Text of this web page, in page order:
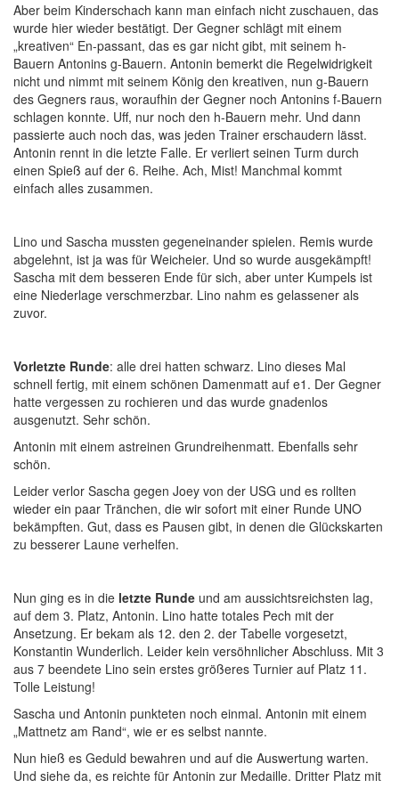
Aber beim Kinderschach kann man einfach nicht zuschauen, das
wurde hier wieder bestätigt. Der Gegner schlägt mit einem
„kreativen“ En-passant, das es gar nicht gibt, mit seinem h-
Bauern Antonins g-Bauern. Antonin bemerkt die Regelwidrigkeit
nicht und nimmt mit seinem König den kreativen, nun g-Bauern
des Gegners raus, woraufhin der Gegner noch Antonins f-Bauern
schlagen konnte. Uff, nur noch den h-Bauern mehr. Und dann
passierte auch noch das, was jeden Trainer erschaudern lässt.
Antonin rennt in die letzte Falle. Er verliert seinen Turm durch
einen Spieß auf der 6. Reihe. Ach, Mist! Manchmal kommt
einfach alles zusammen.
Lino und Sascha mussten gegeneinander spielen. Remis wurde
abgelehnt, ist ja was für Weicheier. Und so wurde ausgekämpft!
Sascha mit dem besseren Ende für sich, aber unter Kumpels ist
eine Niederlage verschmerzbar. Lino nahm es gelassener als
zuvor.
Vorletzte Runde: alle drei hatten schwarz. Lino dieses Mal
schnell fertig, mit einem schönen Damenmatt auf e1. Der Gegner
hatte vergessen zu rochieren und das wurde gnadenlos
ausgenutzt. Sehr schön.
Antonin mit einem astreinen Grundreihenmatt. Ebenfalls sehr
schön.
Leider verlor Sascha gegen Joey von der USG und es rollten
wieder ein paar Tränchen, die wir sofort mit einer Runde UNO
bekämpften. Gut, dass es Pausen gibt, in denen die Glückskarten
zu besserer Laune verhelfen.
Nun ging es in die letzte Runde und am aussichtsreichsten lag,
auf dem 3. Platz, Antonin. Lino hatte totales Pech mit der
Ansetzung. Er bekam als 12. den 2. der Tabelle vorgesetzt,
Konstantin Wunderlich. Leider kein versöhnlicher Abschluss. Mit 3
aus 7 beendete Lino sein erstes größeres Turnier auf Platz 11.
Tolle Leistung!
Sascha und Antonin punkteten noch einmal. Antonin mit einem
„Mattnetz am Rand“, wie er es selbst nannte.
Nun hieß es Geduld bewahren und auf die Auswertung warten.
Und siehe da, es reichte für Antonin zur Medaille. Dritter Platz mit